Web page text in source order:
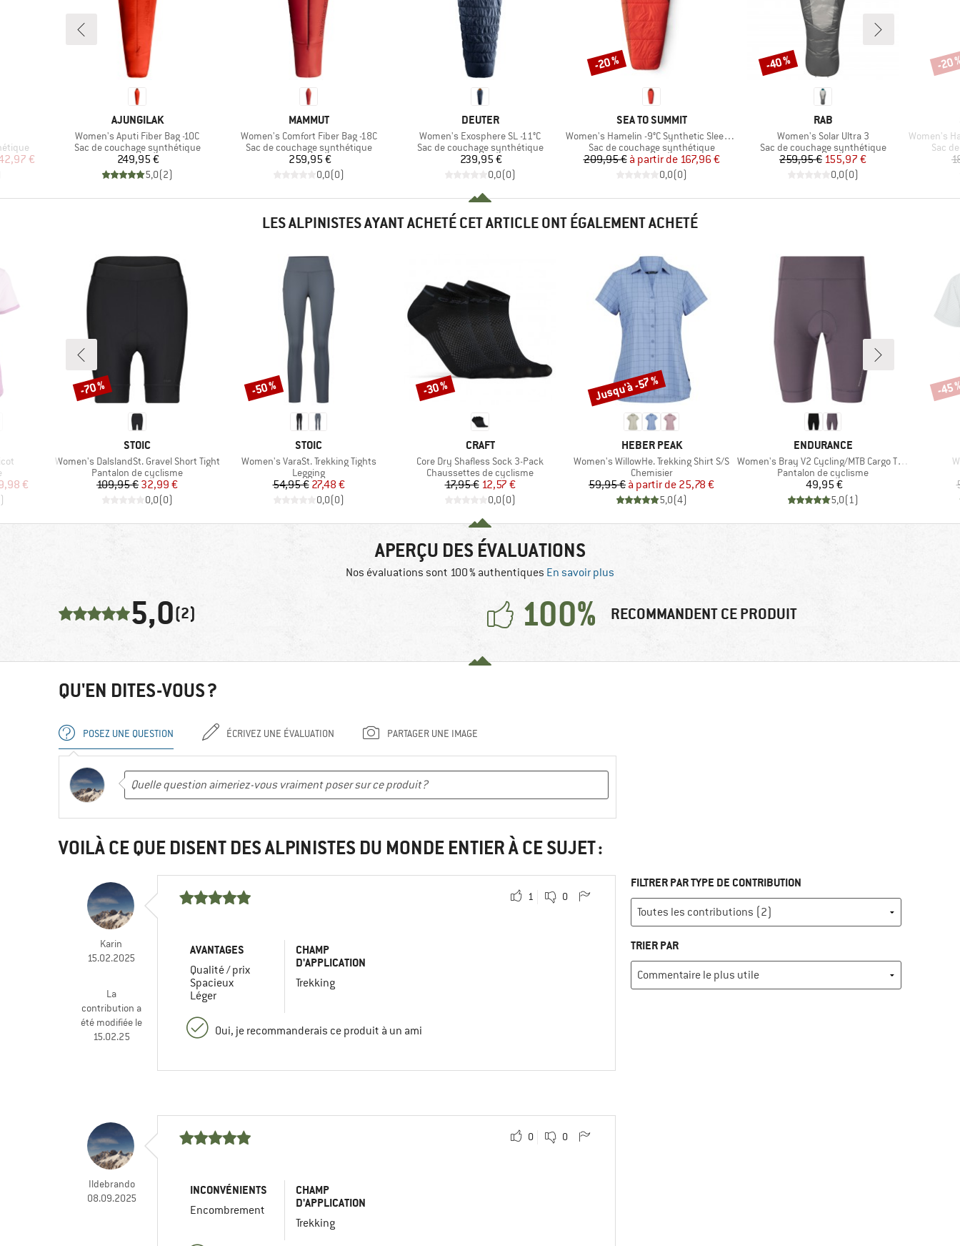
€
MARQUE
AJUNGILAK
Article
Women's Aputi Fiber Bag -10C
Product group
Sac de couchage synthétique
Prix
249,95 €
5,0(2)
MARQUE
MAMMUT
Article
Women's Comfort Fiber Bag -18C
Product group
Sac de couchage synthétique
Prix
259,95 €
0,0(0)
MARQUE
DEUTER
Article
Women's Exosphere SL -11°C
Product group
Sac de couchage synthétique
Prix
239,95 €
0,0(0)
MARQUE
SEA TO SUMMIT
Article
Women's Hamelin -9°C Synthetic Sleeping Bag
Product group
Sac de couchage synthétique
Prix
209,95 € Prix réduit
à partir de 167,96 €
0,0(0)
Remise
-20 %
MARQUE
RAB
Article
Women's Solar Ultra 3
Product group
Sac de couchage synthétique
Prix
259,95 €Prix réduit
155,97 €
0,0(0)
Remise
-40 %
Article
Women's
Sac
-20
LES ALPINISTES AYANT ACHETÉ CET ARTICLE ONT ÉGALEMENT ACHETÉ
€
)
MARQUE
STOIC
Article
Women's DalslandSt. Gravel Short Tight
Product group
Pantalon de cyclisme
Prix
109,95 €Prix réduit
32,99 €
0,0(0)
Remise
-70 %
MARQUE
STOIC
Article
Women's VaraSt. Trekking Tights
Product group
Legging
Prix
54,95 €Prix réduit
27,48 €
0,0(0)
Remise
-50 %
MARQUE
CRAFT
Article
Core Dry Shafless Sock 3-Pack
Product group
Chaussettes de cyclisme
Prix
17,95 €Prix réduit
12,57 €
0,0(0)
Remise
-30 %
MARQUE
HEBER PEAK
Article
Women's WillowHe. Trekking Shirt S/S
Product group
Chemisier
Prix
59,95 € Prix réduit
à partir de 25,78 €
5,0(4)
Remise
Jusqu'à -57 %
MARQUE
ENDURANCE
Article
Women's Bray V2 Cycling/MTB Cargo Tights
Product group
Pantalon de cyclisme
Prix
49,95 €
5,0(1)
-45
APERÇU DES ÉVALUATIONS
Nos évaluations sont 100 % authentiques En savoir plus
5,0(2) 100% RECOMMANDENT CE PRODUIT
QU'EN DITES-VOUS ?
POSEZ UNE QUESTION ÉCRIVEZ UNE ÉVALUATION PARTAGER UNE IMAGE
VOILÀ CE QUE DISENT DES ALPINISTES DU MONDE ENTIER À CE SUJET :
Karin
15.02.2025
La
contribution a
été modifiée le
15.02.25
1 0
AVANTAGES
Qualité / prix
Spacieux
Léger
CHAMP
D'APPLICATION
Trekking
Oui, je recommanderais ce produit à un ami
Ildebrando
08.09.2025
0 0
INCONVÉNIENTS
Encombrement
CHAMP
D'APPLICATION
Trekking
FILTRER PAR TYPE DE CONTRIBUTION
TRIER PAR